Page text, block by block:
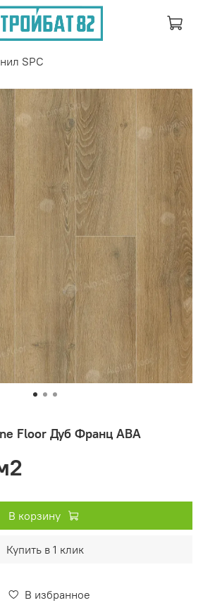
SPC
Floor Дуб Франц ABA
В избранное
В корзину
Купить в 1 клик